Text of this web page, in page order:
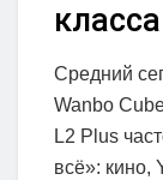
класса
Средний
Wanbo
L2 Plus
всё»: кино,